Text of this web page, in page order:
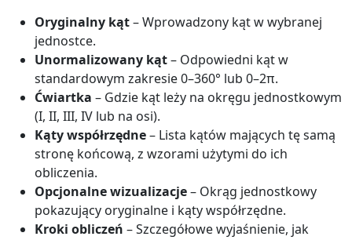
Oryginalny kąt– Wprowadzony kąt w wybranej
jednostce.
Unormalizowany kąt– Odpowiedni kąt w
standardowym zakresie 0–360° lub 0–2π.
Ćwiartka – Gdzie kąt leży na okręgu jednostkowym
(I, II, III, IV lub na osi).
Kąty współrzędne– Lista kątów mających tę samą
stronę końcową, z wzorami użytymi do ich
obliczenia.
Opcjonalne wizualizacje– Okrąg jednostkowy
pokazujący oryginalne i kąty współrzędne.
Kroki obliczeń – Szczegółowe wyjaśnienie, jak